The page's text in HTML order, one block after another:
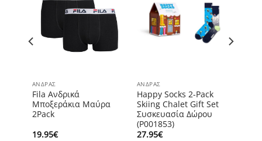
ΆΝΔΡΑΣ
Fila Ανδρικά
Μποξεράκια Μαύρα
2Pack
19.95€
ΆΝΔΡΑΣ
Happy Socks 2-Pack
Skiing Chalet Gift Set
Συσκευασία Δώρου
(P001853)
27.95€